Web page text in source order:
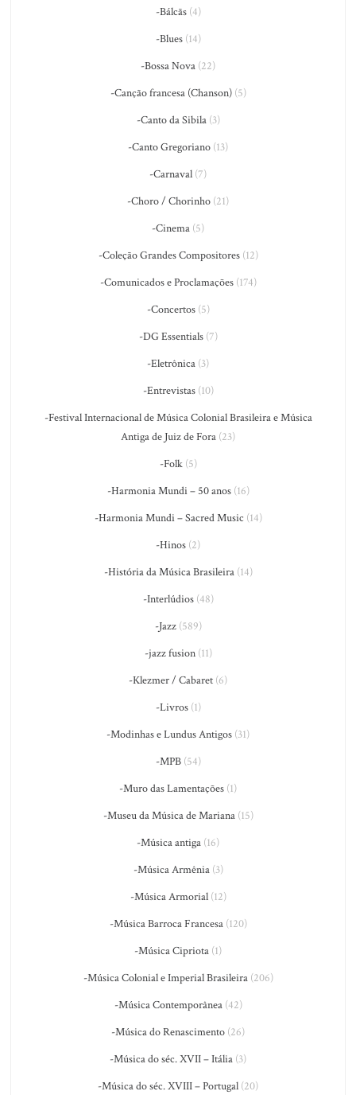
-Bálcãs(4)
-Blues(14)
-Bossa Nova (22)
-Canção francesa (Chanson)(5)
-Canto da Sibila(3)
-Canto Gregoriano (13)
-Carnaval (7)
-Choro / Chorinho (21)
-Cinema (5)
-Coleção Grandes Compositores(12)
-Comunicados e Proclamações(174)
-Concertos(5)
-DG Essentials(7)
-Eletrônica (3)
-Entrevistas(10)
-Festival Internacional de Música Colonial Brasileira e Música
Antiga de Juiz de Fora (23)
-Folk(5)
-Harmonia Mundi – 50 anos(16)
-Harmonia Mundi – Sacred Music (14)
-Hinos (2)
-História da Música Brasileira(14)
-Interlúdios(48)
-Jazz(589)
-jazz fusion(11)
-Klezmer / Cabaret (6)
-Livros(1)
-Modinhas e Lundus Antigos (31)
-MPB(54)
-Muro das Lamentações (1)
-Museu da Música de Mariana(15)
-Música antiga (16)
-Música Armênia(3)
-Música Armorial(12)
-Música Barroca Francesa(120)
-Música Cipriota (1)
-Música Colonial e Imperial Brasileira(206)
-Música Contemporânea(42)
-Música do Renascimento (26)
-Música do séc. XVII – Itália (3)
-Música do séc. XVIII – Portugal (20)